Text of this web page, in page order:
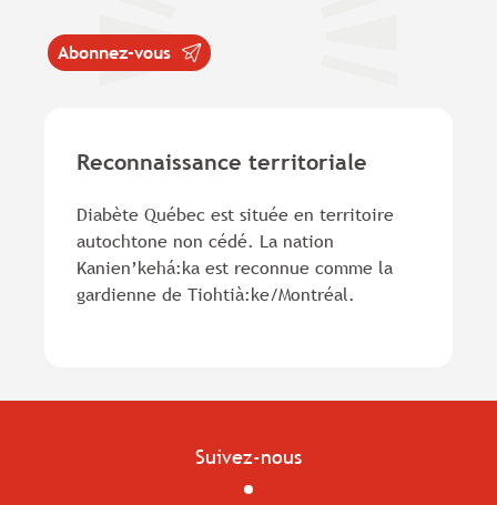
Abonnez-vous
Reconnaissance territoriale
Diabète Québec est située en territoire
autochtone non cédé. La nation
Kanien’kehá:ka est reconnue comme la
gardienne de Tiohtià:ke/Montréal.
Suivez-nous